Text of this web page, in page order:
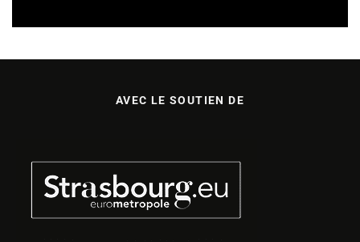
AVEC LE SOUTIEN DE